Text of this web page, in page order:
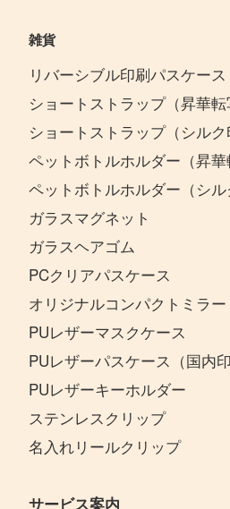
雑貨
リバーシブル印刷パスケース
ショートストラップ（昇華
ショートストラップ（シルク
ペットボトルホルダー（昇華
ペットボトルホルダー（シル
ガラスマグネット
ガラスヘアゴム
PCクリアパスケース
オリジナルコンパクトミラー
PUレザーマスクケース
PUレザーパスケース（国内印
PUレザーキーホルダー
ステンレスクリップ
名入れリールクリップ
サービス案内